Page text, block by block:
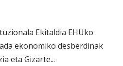
Ekitaldia EHUko
ekonomiko desberdinak
eta Gizarte...